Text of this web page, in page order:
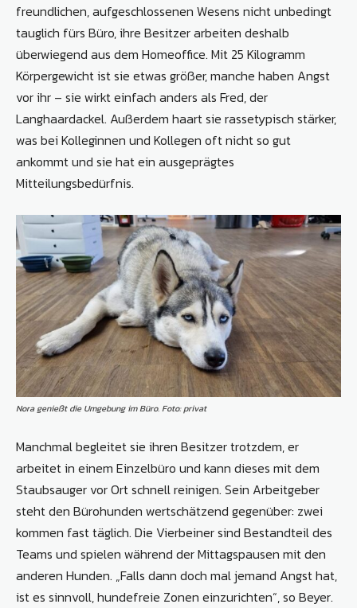
freundlichen, aufgeschlossenen Wesens nicht unbedingt
tauglich fürs Büro, ihre Besitzer arbeiten deshalb
überwiegend aus dem Homeoffice. Mit 25 Kilogramm
Körpergewicht ist sie etwas größer, manche haben Angst
vor ihr – sie wirkt einfach anders als Fred, der
Langhaardackel. Außerdem haart sie rassetypisch stärker,
was bei Kolleginnen und Kollegen oft nicht so gut
ankommt und sie hat ein ausgeprägtes
Mitteilungsbedürfnis.
Nora genießt die Umgebung im Büro. Foto: privat
Manchmal begleitet sie ihren Besitzer trotzdem, er
arbeitet in einem Einzelbüro und kann dieses mit dem
Staubsauger vor Ort schnell reinigen. Sein Arbeitgeber
steht den Bürohunden wertschätzend gegenüber: zwei
kommen fast täglich. Die Vierbeiner sind Bestandteil des
Teams und spielen während der Mittagspausen mit den
anderen Hunden. „Falls dann doch mal jemand Angst hat,
ist es sinnvoll, hundefreie Zonen einzurichten“, so Beyer.